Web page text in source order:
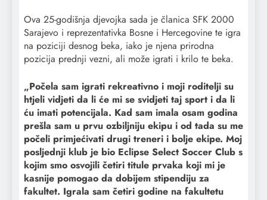
Ova 25-godišnja djevojka sada je članica SFK 2000
Sarajevo i reprezentativka Bosne i Hercegovine te igra
na poziciji desnog beka, iako je njena prirodna
pozicija prednji vezni, ali može igrati i krilo te beka.
„Počela sam igrati rekreativno i moji roditelji su
htjeli vidjeti da li će mi se svidjeti taj sport i da li
ću imati potencijala. Kad sam imala osam godina
prešla sam u prvu ozbiljniju ekipu i od tada su me
počeli primjećivati drugi treneri i bolje ekipe. Moj
posljednji klub je bio Eclipse Select Soccer Club s
kojim smo osvojili četiri titule prvaka koji mi je
kasnije pomogao da dobijem stipendiju za
fakultet. Igrala sam četiri godine na fakultetu